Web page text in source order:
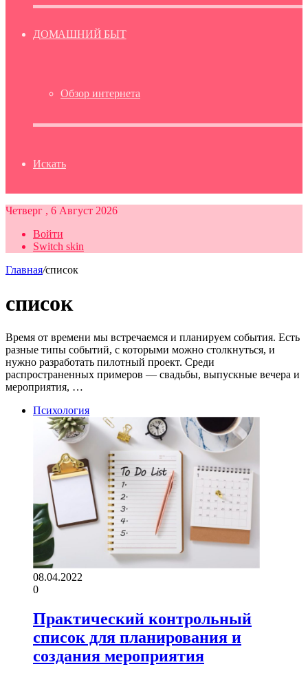
ДОМАШНИЙ БЫТ
Обзор интернета
Искать
Четверг , 6 Август 2026
Войти
Switch skin
Главная/список
список
Время от времени мы встречаемся и планируем события. Есть
разные типы событий, с которыми можно столкнуться, и
нужно разработать пилотный проект. Среди
распространенных примеров — свадьбы, выпускные вечера и
мероприятия, …
Психология
08.04.2022
0
Практический контрольный
список для планирования и
создания мероприятия